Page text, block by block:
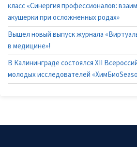
класс «Синергия профессионалов:
акушерки при осложненных родах»
Вышел новый выпуск журнала
в медицине»!
В Калининграде состоялся XII
молодых исследователей